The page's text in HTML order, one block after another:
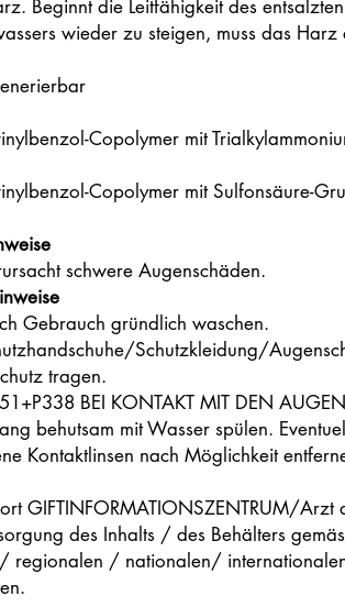
Beginnt die Leitfähigkeit des entsalzten
wieder zu steigen, muss das Harz
Copolymer mit
Copolymer mit Sulfonsäure-
schwere Augenschäden.
Gebrauch gründlich waschen.
Schutzkleidung/
tragen.
BEI KONTAKT MIT DEN
behutsam mit Wasser spülen.
Kontaktlinsen nach Möglichkeit
GIFTINFORMATIONSZENTRUM/Arzt
des Inhalts / des Behälters
regionalen / nationalen/